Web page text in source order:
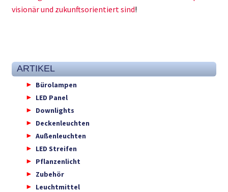
visionär und zukunftsorientiert sind!
ARTIKEL
Bürolampen
LED Panel
Downlights
Deckenleuchten
Außenleuchten
LED Streifen
Pflanzenlicht
Zubehör
Leuchtmittel